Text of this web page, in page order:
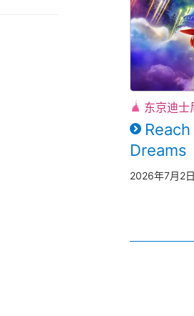
东京迪士
Dreams
2026年7月2